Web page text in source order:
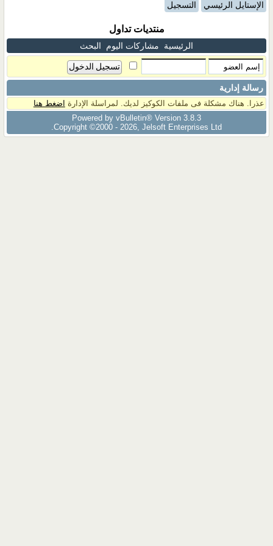
الإستايل الرئيسي التسجيل
منتديات تداول
الرئيسية مشاركات اليوم البحث
رسالة إدارية
عذرا. هناك مشكلة فى ملفات الكوكيز لديك. لمراسلة الإدارة اضغط هنا
Powered by vBulletin® Version 3.8.3
Copyright ©2000 - 2026, Jelsoft Enterprises Ltd.